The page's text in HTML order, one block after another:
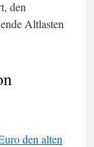
den
Altlasten
den alten